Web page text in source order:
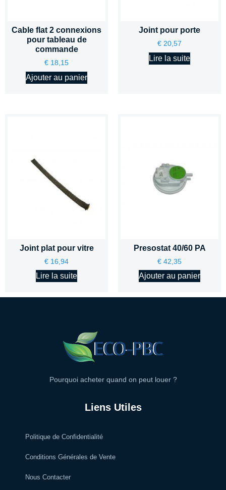
Cable flat 2 connexions
pour tableau de
commande
€ 18,15
Ajouter au panier
Joint pour porte
€ 20,57
Lire la suite
Joint plat pour vitre
€ 16,94
Lire la suite
Presostat 40/60 PA
€ 42,35
Ajouter au panier
Pourquoi acheter quand on peut louer ?
Liens Utiles
Politique de Confidentialité
Conditions Générales de Vente
Nous Contacter